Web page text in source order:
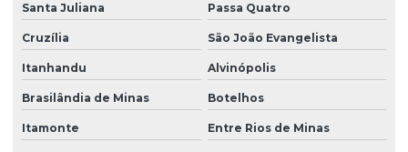
Santa Juliana Passa Quatro
Cruzília São João Evangelista
Itanhandu Alvinópolis
Brasilândia de Minas Botelhos
Itamonte Entre Rios de Minas